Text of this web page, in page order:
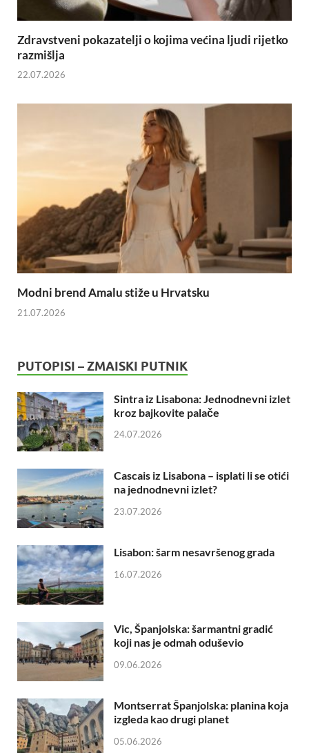
Zdravstveni pokazatelji o kojima većina ljudi rijetko
razmišlja
22.07.2026
Modni brend Amalu stiže u Hrvatsku
21.07.2026
PUTOPISI – ZMAISKI PUTNIK
Sintra iz Lisabona: Jednodnevni izlet
kroz bajkovite palače
24.07.2026
Cascais iz Lisabona – isplati li se otići
na jednodnevni izlet?
23.07.2026
Lisabon: šarm nesavršenog grada
16.07.2026
Vic, Španjolska: šarmantni gradić
koji nas je odmah oduševio
09.06.2026
Montserrat Španjolska: planina koja
izgleda kao drugi planet
05.06.2026